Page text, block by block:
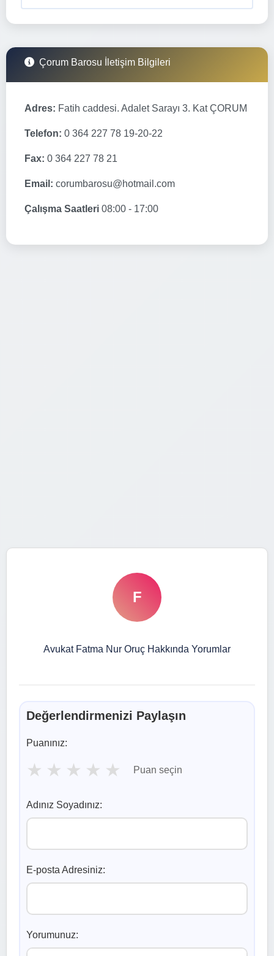
Çorum Barosu İletişim Bilgileri
Adres: Fatih caddesi. Adalet Sarayı 3. Kat ÇORUM
Telefon: 0 364 227 78 19-20-22
Fax: 0 364 227 78 21
Email: corumbarosu@hotmail.com
Çalışma Saatleri 08:00 - 17:00
F
Avukat Fatma Nur Oruç Hakkında Yorumlar
Değerlendirmenizi Paylaşın
Puanınız:
★ ★ ★ ★ ★ Puan seçin
Adınız Soyadınız:
E-posta Adresiniz:
Yorumunuz: